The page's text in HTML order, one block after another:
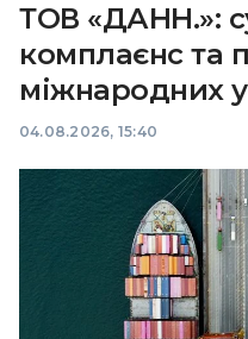
ТОВ «ДАНН.»:
комплаєнс та
міжнародних
04.08.2026, 15:40